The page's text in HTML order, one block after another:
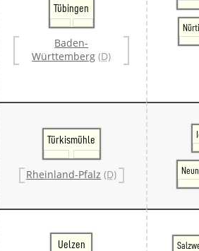
Tübingen
Baden-
Württemberg (D)
Türkismühle
Rheinland-Pfalz (D)
Uelzen